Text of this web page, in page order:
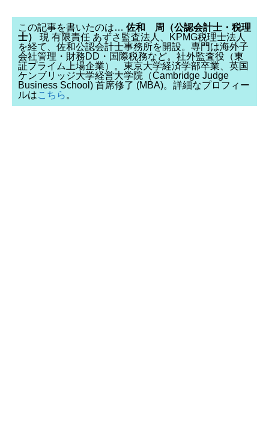
この記事を書いたのは… 佐和 周（公認会計士・税理
士）
現 有限責任 あずさ監査法人、KPMG税理士法人
を経て、佐和公認会計士事務所を開設。専門は海外子
会社管理・財務DD・国際税務など。社外監査役（東
証プライム上場企業）。東京大学経済学部卒業、英国
ケンブリッジ大学経営大学院（Cambridge Judge
Business School) 首席修了 (MBA)。詳細なプロフィー
ルはこちら 。